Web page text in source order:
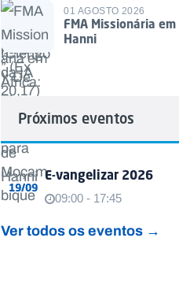
01 AGOSTO 2026
FMA Missionária
Hanni
Próximos eventos
19/09
E-vangelizar 2026
09:00 - 17:45
Ver todos os eventos →